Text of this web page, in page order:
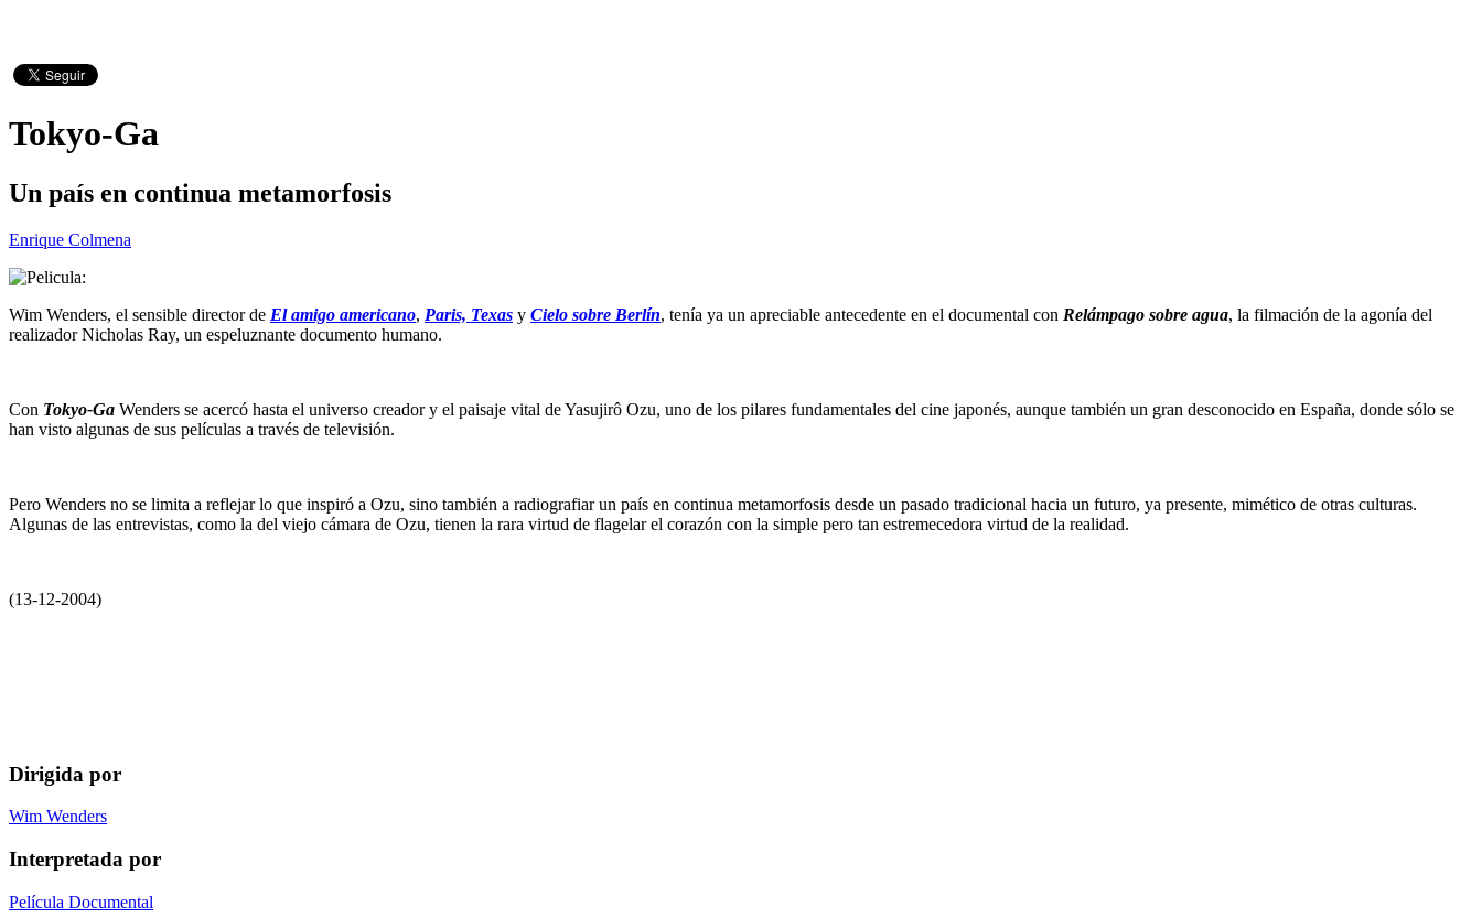
Tokyo-Ga
Un país en continua metamorfosis
Enrique Colmena
Wim Wenders, el sensible director de El amigo americano, Paris, Texas y Cielo sobre Berlín, tenía ya un apreciable antecedente en el documental con Relámpago sobre agua, la filmación de la agonía del
realizador Nicholas Ray, un espeluznante documento humano.
Con Tokyo-Ga Wenders se acercó hasta el universo creador y el paisaje vital de Yasujirô Ozu, uno de los pilares fundamentales del cine japonés, aunque también un gran desconocido en España, donde sólo se
han visto algunas de sus películas a través de televisión.
Pero Wenders no se limita a reflejar lo que inspiró a Ozu, sino también a radiografiar un país en continua metamorfosis desde un pasado tradicional hacia un futuro, ya presente, mimético de otras culturas.
Algunas de las entrevistas, como la del viejo cámara de Ozu, tienen la rara virtud de flagelar el corazón con la simple pero tan estremecedora virtud de la realidad.
(13-12-2004)
Dirigida por
Wim Wenders
Interpretada por
Película Documental